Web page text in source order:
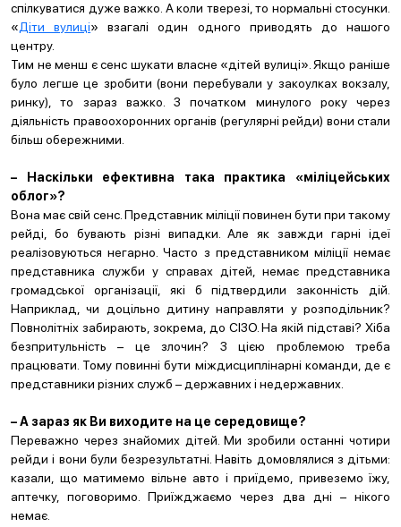
спілкуватися дуже важко. А коли тверезі, то нормальні стосунки.
«Діти вулиці» взагалі один одного приводять до нашого
центру.
Тим не менш є сенс шукати власне «дітей вулиці». Якщо раніше
було легше це зробити (вони перебували у закоулках вокзалу,
ринку), то зараз важко. З початком минулого року через
діяльність правоохоронних органів (регулярні рейди) вони стали
більш обережними.
– Наскільки ефективна така практика «міліцейських
облог»?
Вона має свій сенс. Представник міліції повинен бути при такому
рейді, бо бувають різні випадки. Але як завжди гарні ідеї
реалізовуються негарно. Часто з представником міліції немає
представника служби у справах дітей, немає представника
громадської організації, які б підтвердили законність дій.
Наприклад, чи доцільно дитину направляти у розподільник?
Повнолітніх забирають, зокрема, до СІЗО. На якій підставі? Хіба
безпритульність – це злочин? З цією проблемою треба
працювати. Тому повинні бути міждисциплінарні команди, де є
представники різних служб – державних і недержавних.
– А зараз як Ви виходите на це середовище?
Переважно через знайомих дітей. Ми зробили останні чотири
рейди і вони були безрезультатні. Навіть домовлялися з дітьми:
казали, що матимемо вільне авто і приїдемо, привеземо їжу,
аптечку, поговоримо. Приїжджаємо через два дні – нікого
немає.